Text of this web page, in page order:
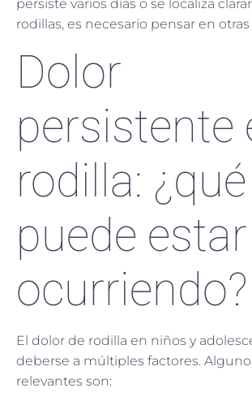
persiste varios días o se localiza
rodillas, es necesario pensar en otras
Dolor
persistente
rodilla: ¿qué
puede estar
ocurriendo?
El dolor de rodilla en niños y
deberse a múltiples factores.
relevantes son: